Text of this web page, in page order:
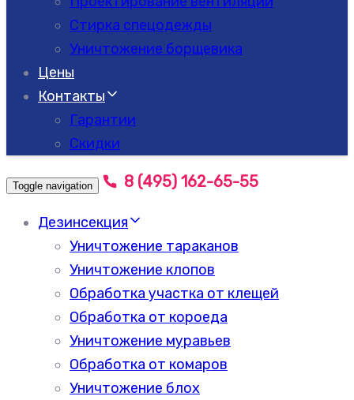
Стирка спецодежды
Уничтожение борщевика
Цены
Контакты
Гарантии
Скидки
Toggle navigation 8 (495) 162-65-55
Дезинсекция
Уничтожение тараканов
Уничтожение клопов
Обработка участка от клещей
Обработка от короеда
Уничтожение муравьев
Обработка от комаров
Уничтожение блох